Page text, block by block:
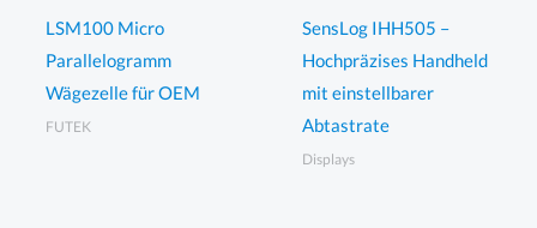
LSM100 Micro
Parallelogramm
Wägezelle für OEM
FUTEK
SensLog IHH505 –
Hochpräzises Handheld
mit einstellbarer
Abtastrate
Displays